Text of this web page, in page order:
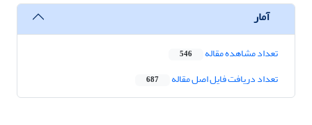
آمار
تعداد مشاهده مقاله 546
تعداد دریافت فایل اصل مقاله 687